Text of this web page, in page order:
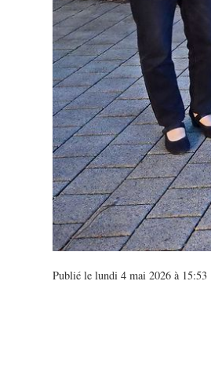
Publié le lundi 4 mai 2026 à 15:53